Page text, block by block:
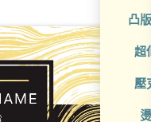
凸
超
壓